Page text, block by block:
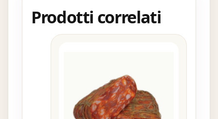
Prodotti correlati